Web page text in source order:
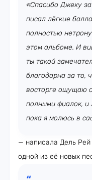
«Спасибо Джеку
писал лёгкие
полностью
этом альбоме. И
ты такой
благодарна за то,
восторге ощущаю
полными фиалок, и
пока я молюсь в
— написала Дель Рей
одной из её новых